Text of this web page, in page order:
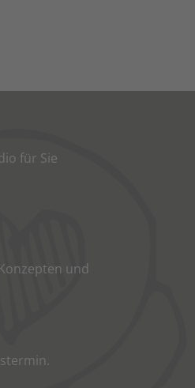
für Sie
und